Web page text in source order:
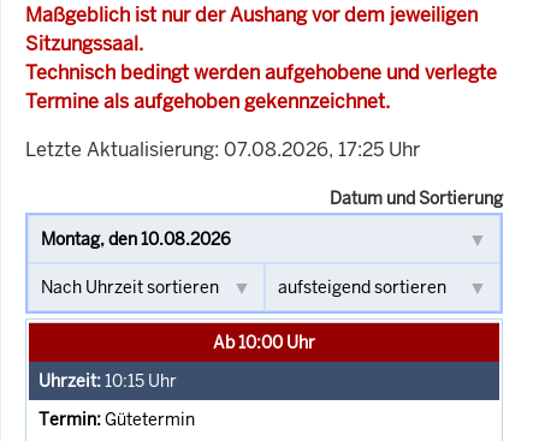
Maßgeblich ist nur der Aushang vor dem jeweiligen
Sitzungssaal.
Technisch bedingt werden aufgehobene und verlegte
Termine als aufgehoben gekennzeichnet.
Letzte Aktualisierung: 07.08.2026, 17:25 Uhr
Datum und Sortierung
Ab 10:00 Uhr
10:15 Uhr
Gütetermin